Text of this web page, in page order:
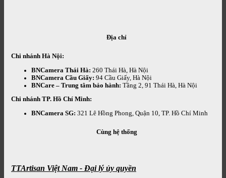
Địa chỉ
Chi nhánh Hà Nội:
BNCamera Thái Hà: 260 Thái Hà, Hà Nội
BNCamera Cầu Giấy: 94 Cầu Giấy, Hà Nội
BNCare – Trung tâm bảo hành: Tầng 2, 91 Thái Hà, Hà Nội
Chi nhánh TP. Hồ Chí Minh:
BNCamera SG: 321 Lê Hồng Phong, Quận 10, TP. Hồ Chí Minh
Cùng hệ thống
TTArtisan Việt Nam - Đại lý ủy quyền